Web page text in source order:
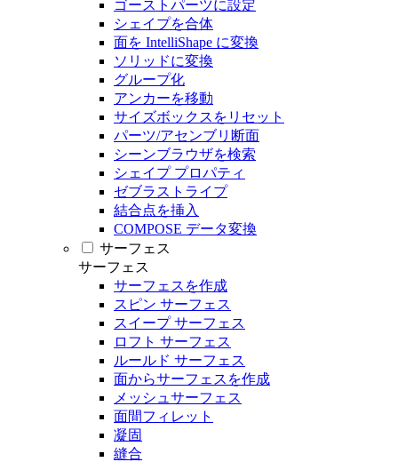
ゴーストパーツに設定
シェイプを合体
面を IntelliShape に変換
ソリッドに変換
グループ化
アンカーを移動
サイズボックスをリセット
パーツ/アセンブリ断面
シーンブラウザを検索
シェイプ プロパティ
ゼブラストライプ
結合点を挿入
COMPOSE データ変換
サーフェス
サーフェス
サーフェスを作成
スピン サーフェス
スイープ サーフェス
ロフト サーフェス
ルールド サーフェス
面からサーフェスを作成
メッシュサーフェス
面間フィレット
凝固
縫合